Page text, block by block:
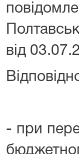
від
- при